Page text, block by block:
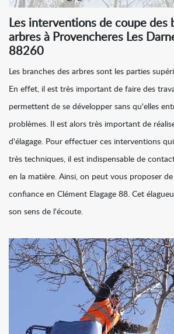
Les interventions de coupe des
arbres à Provencheres Les
88260
Les branches des arbres sont les parties
En effet, il est très important de faire des
permettent de se développer sans qu'elles
problèmes. Il est alors très important de
d'élagage. Pour effectuer ces interventions
très techniques, il est indispensable de
en la matière. Ainsi, on peut vous proposer
confiance en Clément Elagage 88. Cet
son sens de l'écoute.